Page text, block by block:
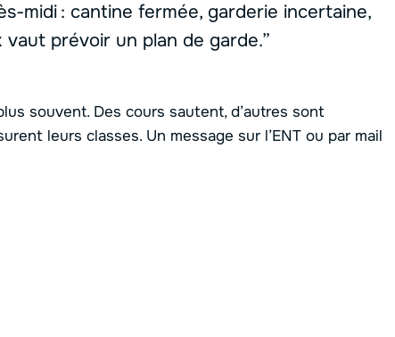
midi : cantine fermée, garderie incertaine,
prévoir un plan de garde.”
souvent. Des cours sautent, d’autres sont
leurs classes. Un message sur l’ENT ou par mail